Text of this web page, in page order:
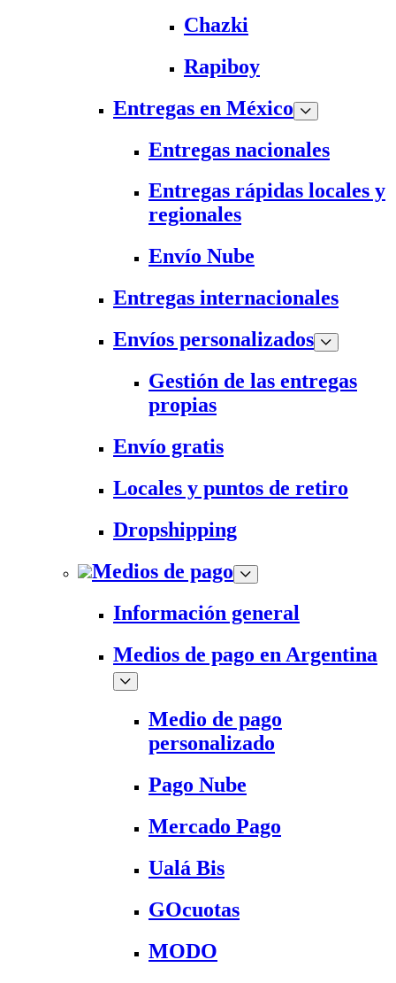
Chazki
Rapiboy
Entregas en México
Entregas nacionales
Entregas rápidas locales y
regionales
Envío Nube
Entregas internacionales
Envíos personalizados
Gestión de las entregas
propias
Envío gratis
Locales y puntos de retiro
Dropshipping
Medios de pago
Información general
Medios de pago en Argentina
Medio de pago
personalizado
Pago Nube
Mercado Pago
Ualá Bis
GOcuotas
MODO